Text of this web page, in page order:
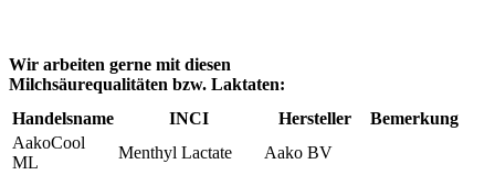
Wir arbeiten gerne mit diesen
Milchsäurequalitäten bzw. Laktaten:
Handelsname
INCI Hersteller
Bemerkung
AakoCool
ML
Menthyl Lactate
Aako BV